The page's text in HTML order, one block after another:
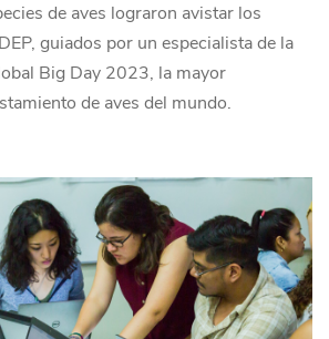
de aves lograron avistar los
guiados por un especialista de la
Big Day 2023, la mayor
de aves del mundo.